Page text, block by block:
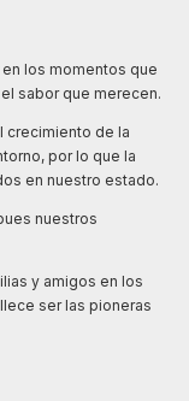
los momentos que
sabor que merecen.
crecimiento de la
por lo que la
en nuestro estado.
nuestros
y amigos en los
ser las pioneras